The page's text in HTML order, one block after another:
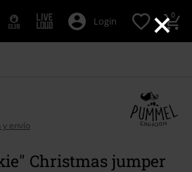
×
Login 0
y envío
Christmas jumper